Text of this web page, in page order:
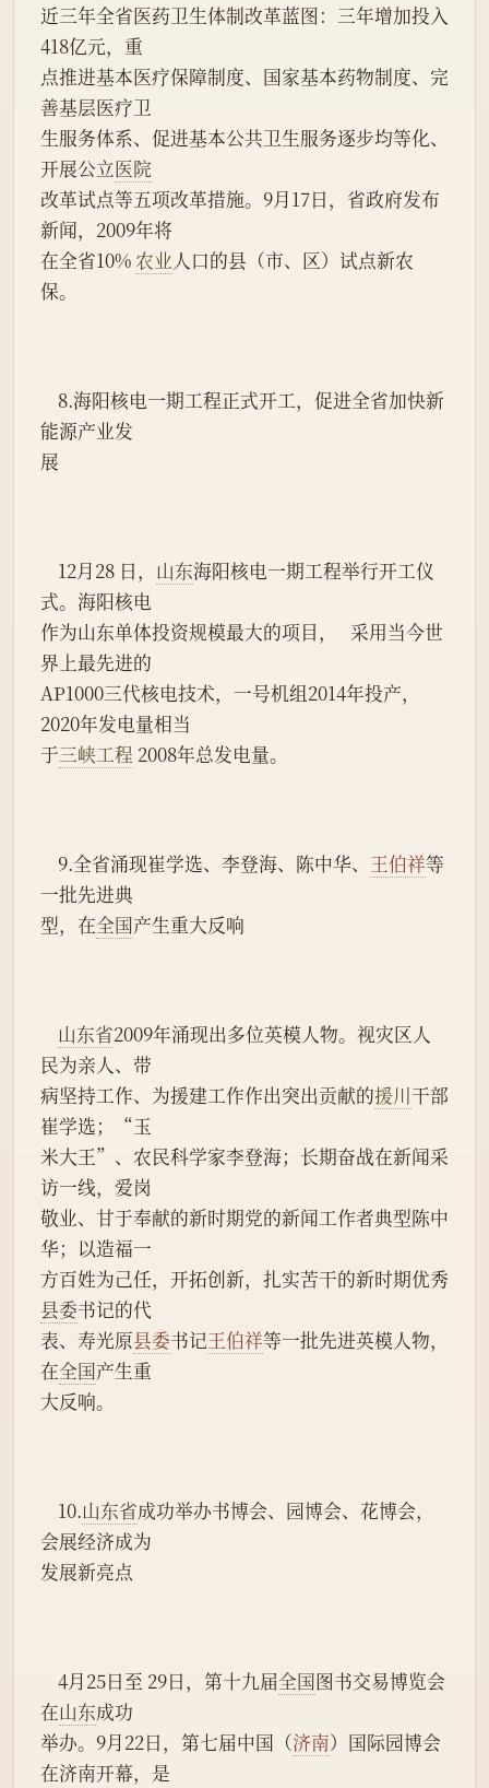
近三年全省医药卫生体制改革蓝图：三年增加投入
418亿元，重
点推进基本医疗保障制度、国家基本药物制度、完
善基层医疗卫
生服务体系、促进基本公共卫生服务逐步均等化、
开展公立医院
改革试点等五项改革措施。9月17日，省政府发布
新闻，2009年将
在全省10% 农业人口的县（市、区）试点新农
保。
能源产业发
展
    12月28 日，
山东海阳核电一期工程举行开工仪
式。海阳核电
作为山东单体投资规模最大的项目，   采用当今世
界上最先进的
AP1000三代核电技术，一号机组2014年投产，
2020年发电量相当
于三峡工程 2008年总发电量。
    9.全省涌现崔学选、李登海、陈中华、
王伯祥等
一批先进典
型，在全国产生重大反响
山东省2009年涌现出多位英模人物。视灾区人
民为亲人、带
病坚持工作、为援建工作作出突出贡献的援川干部
崔学选；“玉
米大王”、农民科学家李登海；长期奋战在新闻采
访一线，爱岗
敬业、甘于奉献的新时期党的新闻工作者典型陈中
华；以造福一
方百姓为己任，开拓创新，扎实苦干的新时期优秀
县委书记的代
表、寿光原县委书记王伯祥等一批先进英模人物，
在全国产生重
大反响。
    10.
山东省成功举办书博会、园博会、花博会，
会展经济成为
发展新亮点
    4月25日至 29日，第十九届
全国图书交易博览会
在山东成功
举办。9月22日，第七届中国（济南）国际园博会
在济南开幕，是